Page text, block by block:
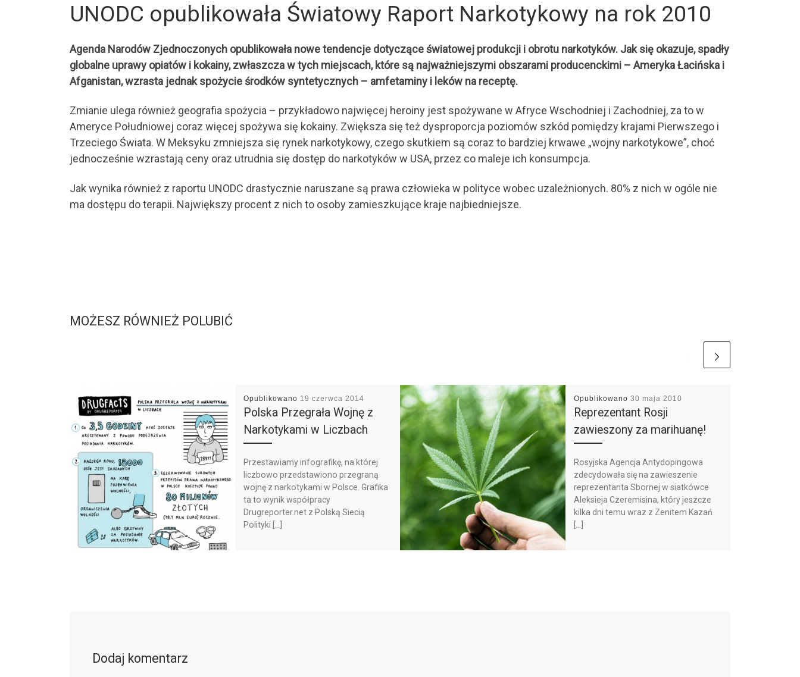
UNODC opublikowała Światowy Raport Narkotykowy na rok 2010
Agenda Narodów Zjednoczonych opublikowała nowe tendencje dotyczące światowej produkcji i obrotu narkotyków. Jak się okazuje, spadły
globalne uprawy opiatów i kokainy, zwłaszcza w tych miejscach, które są najważniejszymi obszarami producenckimi – Ameryka Łacińska i
Afganistan, wzrasta jednak spożycie środków syntetycznych – amfetaminy i leków na receptę.
Zmianie ulega również geografia spożycia – przykładowo najwięcej heroiny jest spożywane w Afryce Wschodniej i Zachodniej, za to w
Ameryce Południowej coraz więcej spożywa się kokainy. Zwiększa się też dysproporcja poziomów szkód pomiędzy krajami Pierwszego i
Trzeciego Świata. W Meksyku zmniejsza się rynek narkotykowy, czego skutkiem są coraz to bardziej krwawe „wojny narkotykowe”, choć
jednocześnie wzrastają ceny oraz utrudnia się dostęp do narkotyków w USA, przez co maleje ich konsumpcja.
Jak wynika również z raportu UNODC drastycznie naruszane są prawa człowieka w polityce wobec uzależnionych. 80% z nich w ogóle nie
ma dostępu do terapii. Największy procent z nich to osoby zamieszkujące kraje najbiedniejsze.
MOŻESZ RÓWNIEŻ POLUBIĆ
Opublikowano 19 czerwca 2014
Polska Przegrała Wojnę z
Narkotykami w Liczbach
Przestawiamy infografikę, na której
liczbowo przedstawiono przegraną
wojnę z narkotykami w Polsce. Grafika
ta to wynik współpracy
Drugreporter.net z Polską Siecią
Polityki […]
Opublikowano 30 maja 2010
Reprezentant Rosji
zawieszony za marihuanę!
Rosyjska Agencja Antydopingowa
zdecydowała się na zawieszenie
reprezentanta Sbornej w siatkówce
Aleksieja Czeremisina, który jeszcze
kilka dni temu wraz z Zenitem Kazań
[…]
Dodaj komentarz